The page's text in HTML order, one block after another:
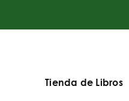
Tienda de Libros